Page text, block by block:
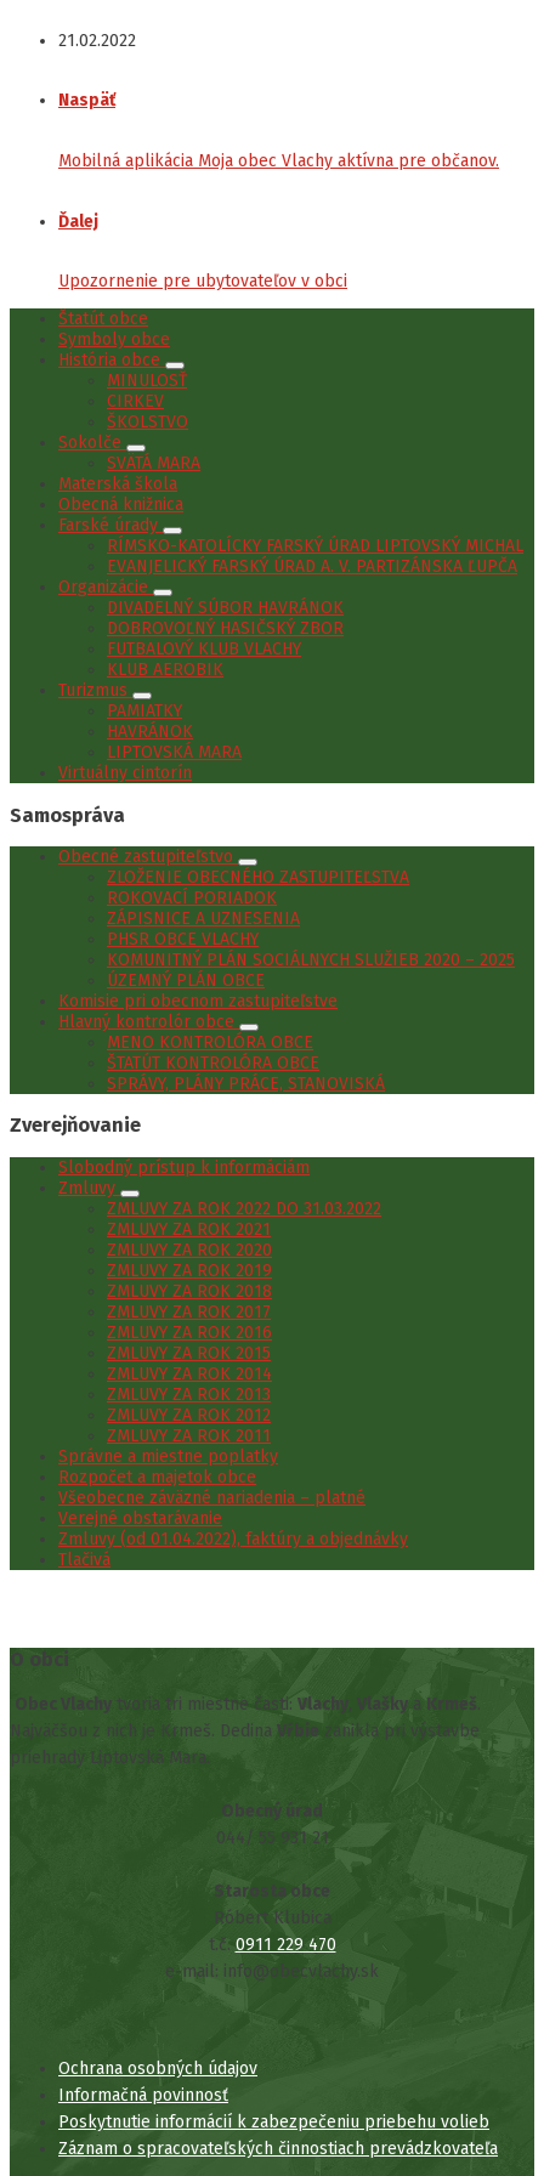
21.02.2022
Naspäť
Mobilná aplikácia Moja obec Vlachy aktívna pre občanov.
Ďalej
Upozornenie pre ubytovateľov v obci
Štatút obce
Symboly obce
História obce
MINULOSŤ
CIRKEV
ŠKOLSTVO
Sokolče
SVÄTÁ MARA
Materská škola
Obecná knižnica
Farské úrady
RÍMSKO-KATOLÍCKY FARSKÝ ÚRAD LIPTOVSKÝ MICHAL
EVANJELICKÝ FARSKÝ ÚRAD A. V. PARTIZÁNSKA ĽUPČA
Organizácie
DIVADELNÝ SÚBOR HAVRÁNOK
DOBROVOĽNÝ HASIČSKÝ ZBOR
FUTBALOVÝ KLUB VLACHY
KLUB AEROBIK
Turizmus
PAMIATKY
HAVRÁNOK
LIPTOVSKÁ MARA
Virtuálny cintorín
Samospráva
Obecné zastupiteľstvo
ZLOŽENIE OBECNÉHO ZASTUPITEĽSTVA
ROKOVACÍ PORIADOK
ZÁPISNICE A UZNESENIA
PHSR OBCE VLACHY
KOMUNITNÝ PLÁN SOCIÁLNYCH SLUŽIEB 2020 – 2025
ÚZEMNÝ PLÁN OBCE
Komisie pri obecnom zastupiteľstve
Hlavný kontrolór obce
MENO KONTROLÓRA OBCE
ŠTATÚT KONTROLÓRA OBCE
SPRÁVY, PLÁNY PRÁCE, STANOVISKÁ
Zverejňovanie
Slobodný prístup k informáciám
Zmluvy
ZMLUVY ZA ROK 2022 DO 31.03.2022
ZMLUVY ZA ROK 2021
ZMLUVY ZA ROK 2020
ZMLUVY ZA ROK 2019
ZMLUVY ZA ROK 2018
ZMLUVY ZA ROK 2017
ZMLUVY ZA ROK 2016
ZMLUVY ZA ROK 2015
ZMLUVY ZA ROK 2014
ZMLUVY ZA ROK 2013
ZMLUVY ZA ROK 2012
ZMLUVY ZA ROK 2011
Správne a miestne poplatky
Rozpočet a majetok obce
Všeobecne záväzné nariadenia – platné
Verejné obstarávanie
Zmluvy (od 01.04.2022), faktúry a objednávky
Tlačivá
O obci
Obec Vlachy tvoria tri miestne časti: Vlachy Vlašky a Krmeš.
Najväčšou z nich je Krmeš. Dedina Vŕbie zanikla pri výstavbe
priehrady Liptovská Mara.
Obecný úrad
044/ 55 931 21
Starosta obce
Róbert Klubica
t.č. 0911 229 470
e-mail: info@obecvlachy.sk
Ochrana osobných údajov
Informačná povinnosť
Poskytnutie informácií k zabezpečeniu priebehu volieb
Záznam o spracovateľských činnostiach prevádzkovateľa